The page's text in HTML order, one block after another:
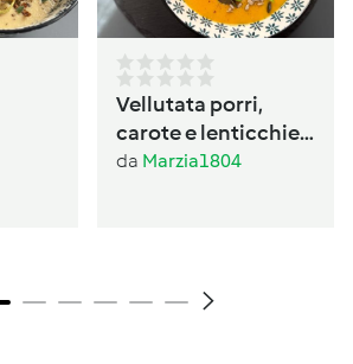
Vellutata porri,
carote e lenticchie
al profumo di
da Marzia1804